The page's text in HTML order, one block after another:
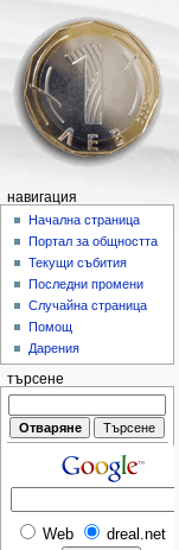
навигация
Начална страница
Портал за общността
Текущи събития
Последни промени
Случайна страница
Помощ
Дарения
търсене
Web dreal.net